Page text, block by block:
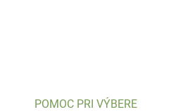
POMOC PRI VÝBERE